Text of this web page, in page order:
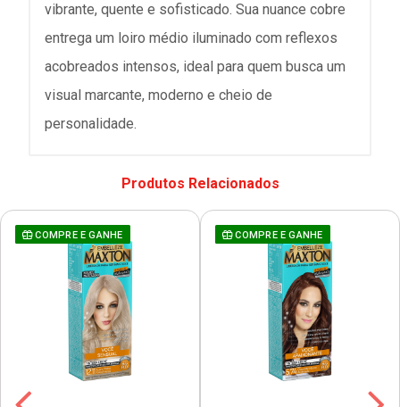
vibrante, quente e sofisticado. Sua nuance cobre
entrega um loiro médio iluminado com reflexos
acobreados intensos, ideal para quem busca um
visual marcante, moderno e cheio de
personalidade.
Produtos Relacionados
COMPRE E GANHE COMPRE E GANHE